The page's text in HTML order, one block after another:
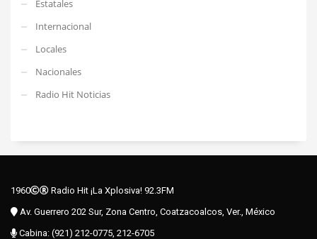
Estatales
Internacional
Locales
Nacionales
Radio Hit Noticias
1960
Radio Hit ¡La Xplosiva! 92.3FM
Av. Guerrero 202 Sur, Zona Centro, Coatzacoalcos, Ver., México
Cabina: (921) 212-0775, 212-6705